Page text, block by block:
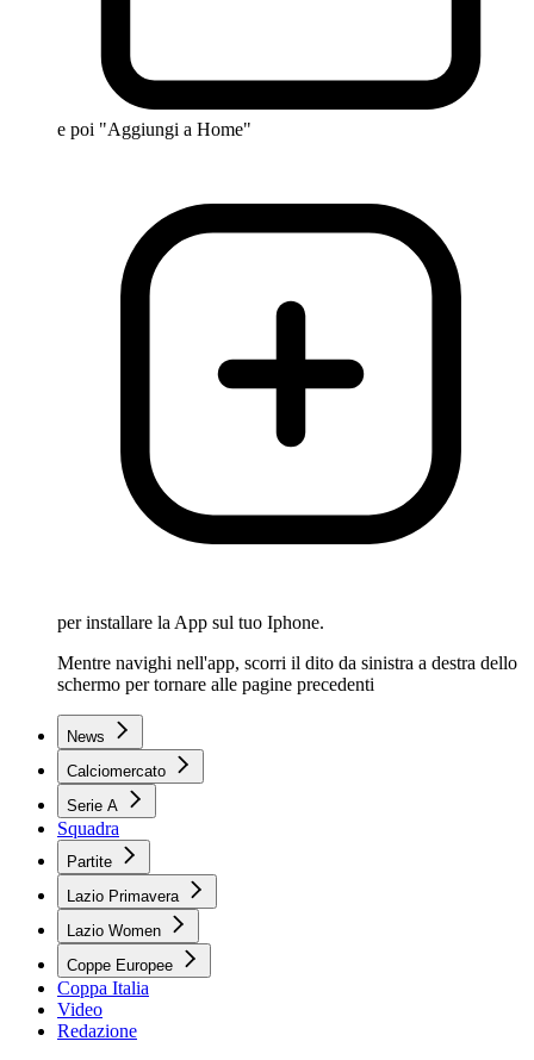
e poi "Aggiungi a Home"
per installare la App sul tuo Iphone.
Mentre navighi nell'app, scorri il dito da sinistra a destra dello
schermo per tornare alle pagine precedenti
News
Calciomercato
Serie A
Squadra
Partite
Lazio Primavera
Lazio Women
Coppe Europee
Coppa Italia
Video
Redazione